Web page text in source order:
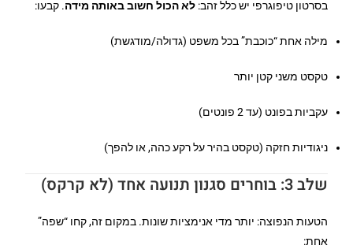
בסרטון טיפוגרפי יש כלל זהב:לא הכול חשוב באותה מידה. קבעו:
מילה אחת “כוכבת” בכל משפט (גדולה/מודגשת)
טקסט משני קטן יותר
עקביות בפונט (עד 2 פונטים)
ניגודיות חזקה (טקסט בהיר על רקע כהה, או להפך)
שלב 3: בוחרים סגנון תנועה אחד (לא קרקס)
הטעות הנפוצה: יותר מדי אנימציות שונות. במקום זה, קחו “שפה”
אחת: